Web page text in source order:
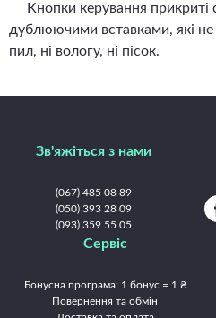
Кнопки керування прикриті
дублюючими вставками, які
пил, ні вологу, ні пісок.
Зв'яжіться з нами
(067) 485 08 89
(050) 393 28 09
(093) 359 55 05
Сервіс
Бонусна програма: 1 бонус = 1 ₴
Повернення та обмін